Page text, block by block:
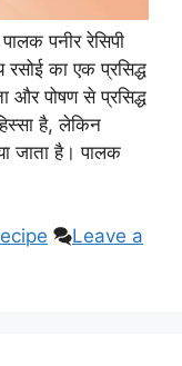
पनीर रेसिपी
का एक प्रसिद्ध
और पोषण से प्रसिद्ध
है, लेकिन
जाता है। पालक
Leave a